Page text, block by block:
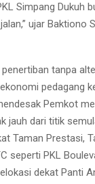
Simpang Dukuh
ujar Baktiono
penertiban tanpa
pedagang
Pemkot
jauh dari titik
Taman Prestasi,
seperti PKL
dekat Panti